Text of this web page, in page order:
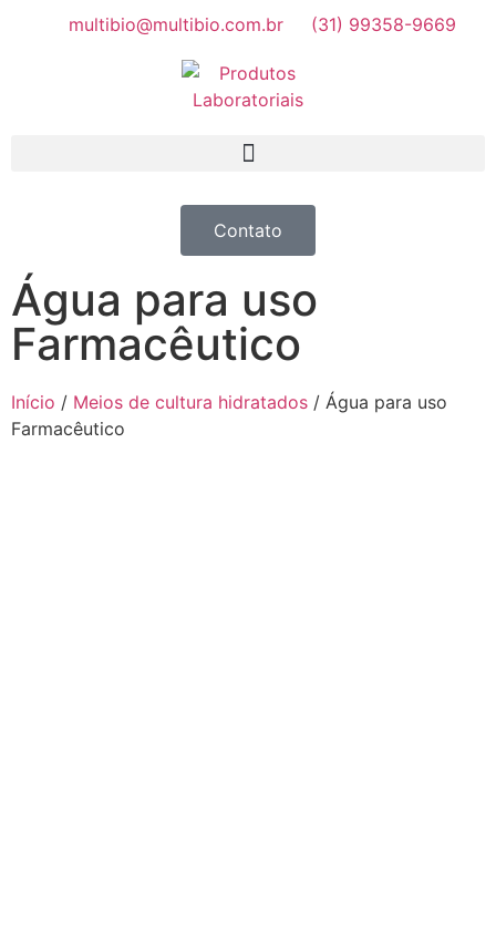
multibio@multibio.com.br (31) 99358-9669
Contato
Água para uso
Farmacêutico
Início / Meios de cultura hidratados / Água para uso
Farmacêutico